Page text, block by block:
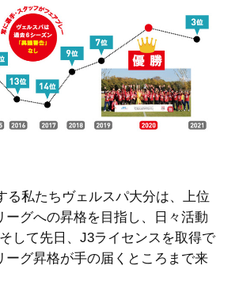
る私たちヴェルスパ大分は、上位
ーグへの昇格を目指し、日々活動
して先日、J3ライセンスを取得で
ーグ昇格が手の届くところまで来